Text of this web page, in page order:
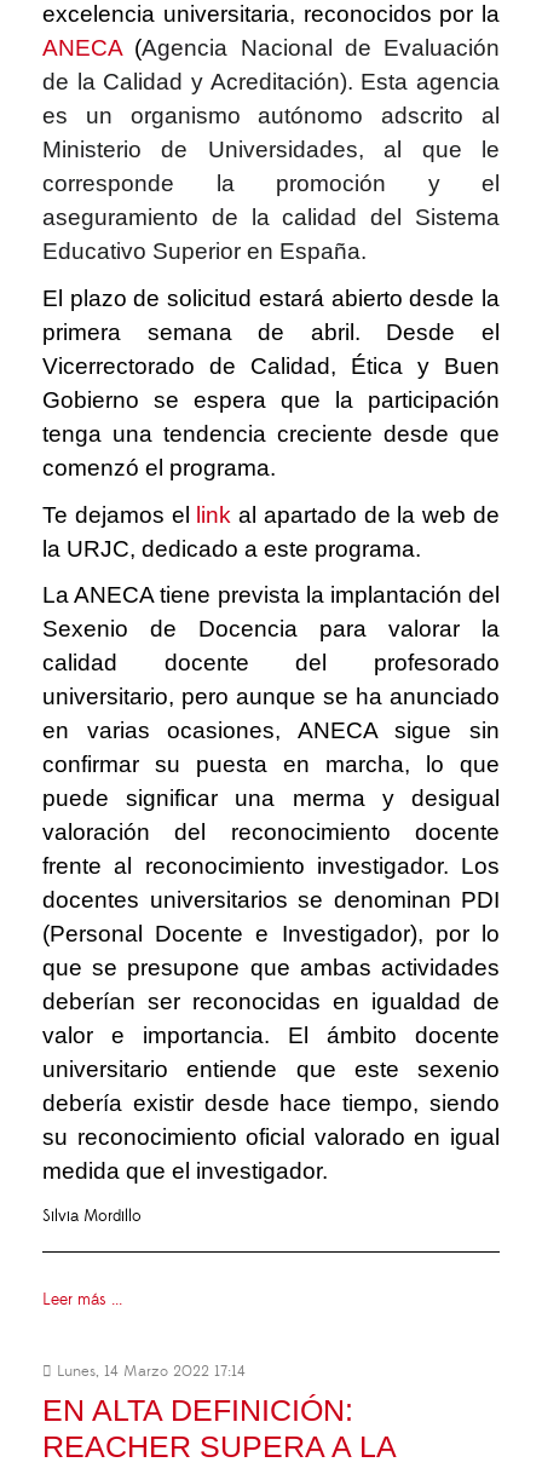
excelencia universitaria, reconocidos por la
ANECA (Agencia Nacional de Evaluación
de la Calidad y Acreditación). Esta agencia
es un organismo autónomo adscrito al
Ministerio de Universidades, al que le
corresponde la promoción y el
aseguramiento de la calidad del Sistema
Educativo Superior en España.
El plazo de solicitud estará abierto desde la
primera semana de abril. Desde el
Vicerrectorado de Calidad, Ética y Buen
Gobierno se espera que la participación
tenga una tendencia creciente desde que
comenzó el programa.
Te dejamos el link al apartado de la web de
la URJC, dedicado a este programa.
La ANECA tiene prevista la implantación del
Sexenio de Docencia para valorar la
calidad docente del profesorado
universitario, pero aunque se ha anunciado
en varias ocasiones, ANECA sigue sin
confirmar su puesta en marcha, lo que
puede significar una merma y desigual
valoración del reconocimiento docente
frente al reconocimiento investigador. Los
docentes universitarios se denominan PDI
(Personal Docente e Investigador), por lo
que se presupone que ambas actividades
deberían ser reconocidas en igualdad de
valor e importancia. El ámbito docente
universitario entiende que este sexenio
debería existir desde hace tiempo, siendo
su reconocimiento oficial valorado en igual
medida que el investigador.
Silvia Mordillo
Leer más ...
Lunes, 14 Marzo 2022 17:14
EN ALTA DEFINICIÓN:
REACHER SUPERA A LA